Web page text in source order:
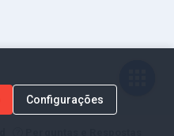
Configurações